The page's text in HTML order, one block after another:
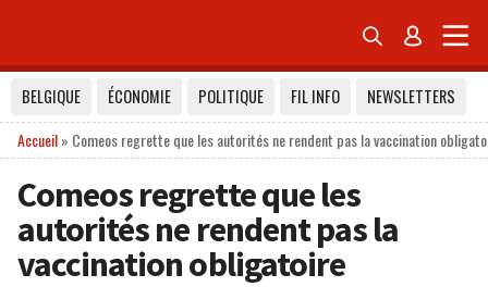
 
BELGIQUE ÉCONOMIE POLITIQUE FIL INFO
NEWSLETTERS
Accueil» Comeos regrette que les autorités ne rendent pas la vaccination
Comeos regrette que les
autorités ne rendent pas la
vaccination obligatoire